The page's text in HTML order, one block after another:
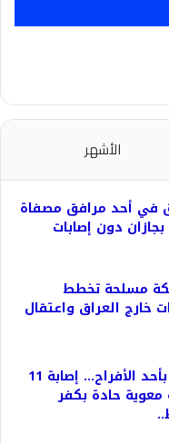
الأشهر
في أحد مرافق مصفاة
دون إصابات
مسلحة تخطط
خارج العراق واعتقال
بسبب وجبة غداء بأحد الأفراح… إصابة 11
معوية حادة بكفر